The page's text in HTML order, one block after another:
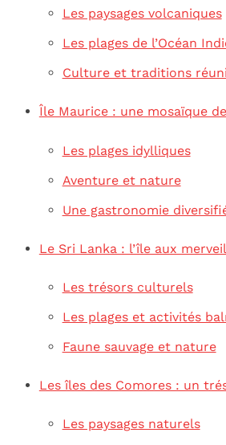
Les paysages volcaniques
Les plages de l’Océan
Culture et traditions
Île Maurice : une mosaïque
Les plages idylliques
Aventure et nature
Une gastronomie
Le Sri Lanka : l’île aux
Les trésors culturels
Les plages et activités
Faune sauvage et nature
Les îles des Comores : un
Les paysages naturels